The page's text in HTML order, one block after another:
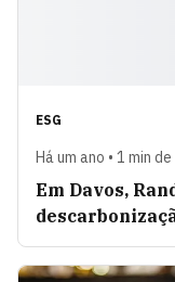
ESG
Há um ano • 1 min
Em Davos,